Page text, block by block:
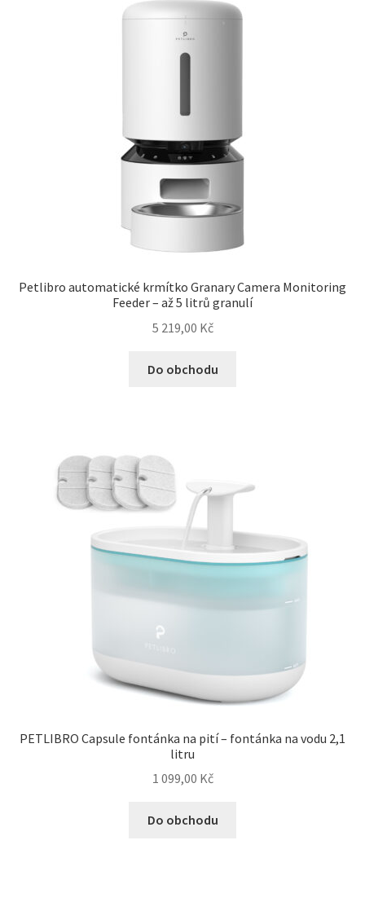
Concept for Life pro kočky — Krmivo pro každou životní
Granule pro kočky
Hill’s pro kočky — Veterinární a prémiová výživa
Kočkolit
Konzervy a kapsičky pro kočky
Pamlsky pro kočky
Purizon pro kočky
Royal Canin pro kočky
Škrabadla pro kočky
Veterinární dieta pro kočky
Vše pro psy — Krmivo, doplňky, vybavení
Bozita pro psy — Švédské krmivo s nordickou kvalitou
Petlibro automatické krmítko Granary Camera Monitoring
Feeder – až 5 litrů granulí
5 219,00 Kč
Do obchodu
PETLIBRO Capsule fontánka na pití – fontánka na vodu 2,1
litru
1 099,00 Kč
Do obchodu